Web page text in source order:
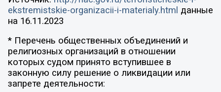
ekstremistskie-organizacii-i-materialy.html данные
на 16.11.2023
* Перечень общественных объединений и
религиозных организаций в отношении
которых судом принято вступившее в
законную силу решение о ликвидации или
запрете деятельности: